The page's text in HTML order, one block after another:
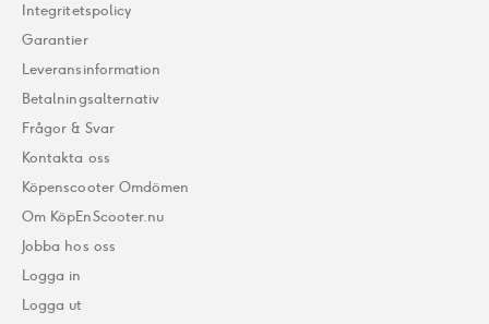
Integritetspolicy
Garantier
Leveransinformation
Betalningsalternativ
Frågor & Svar
Kontakta oss
Köpenscooter Omdömen
Om KöpEnScooter.nu
Jobba hos oss
Logga in
Logga ut